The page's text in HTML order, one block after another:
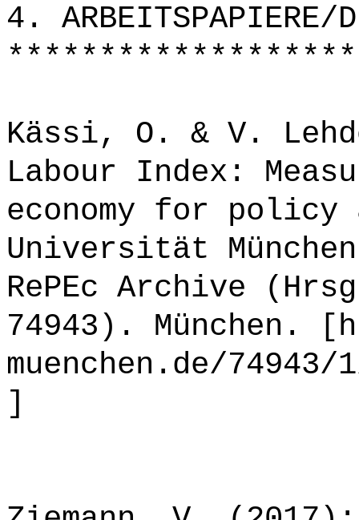
4. ARBEITSPAPIERE/
Kässi, O. & V.
Labour Index:
economy for
Universität
RePEc Archive
74943). München.
muenchen.de/74943/
]